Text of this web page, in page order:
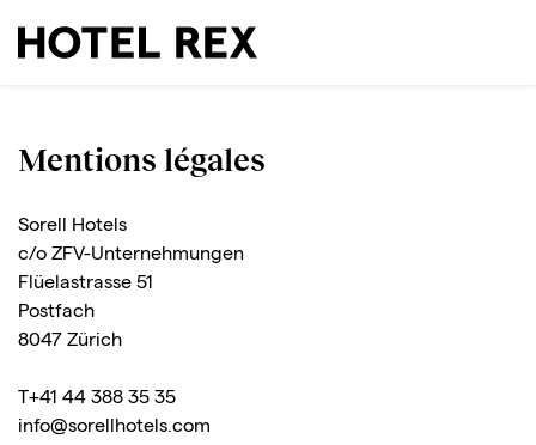
Mentions légales
Sorell Hotels
c/o ZFV-Unternehmungen
Flüelastrasse 51
Postfach
8047 Zürich
T+41 44 388 35 35
info@sorellhotels.com